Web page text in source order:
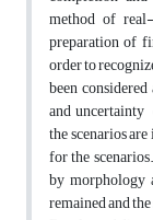
method of
preparation of
order to
been
and uncertainty
the scenarios
for the
by morphology
remained and